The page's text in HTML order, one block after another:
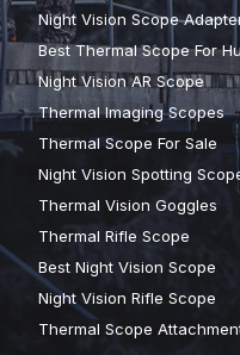
Night Vision Scope
Best Thermal Scope For
Night Vision AR Scope
Thermal Imaging Scopes
Thermal Scope For Sale
Night Vision Spotting
Thermal Vision Goggles
Thermal Rifle Scope
Best Night Vision Scope
Night Vision Rifle Scope
Thermal Scope